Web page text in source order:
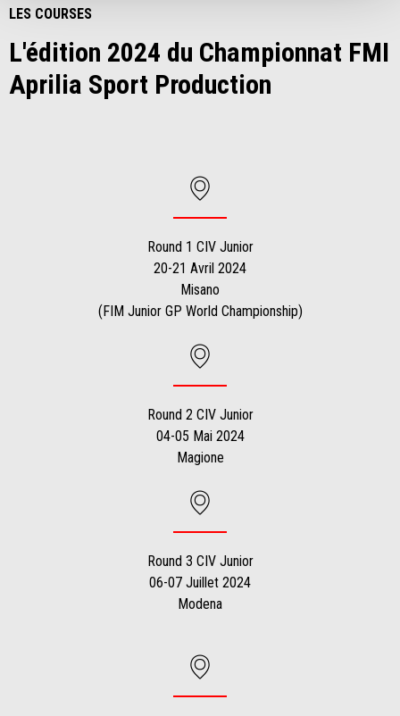
LES COURSES
L'édition 2024 du Championnat FMI
Aprilia Sport Production
Round 1 CIV Junior
20-21 Avril 2024
Misano
(FIM Junior GP World Championship)
Round 2 CIV Junior
04-05 Mai 2024
Magione
Round 3 CIV Junior
06-07 Juillet 2024
Modena